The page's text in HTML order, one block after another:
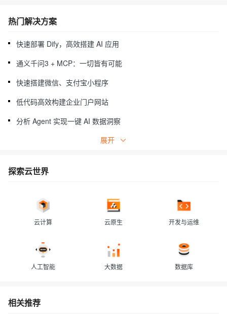
热门解决方案
快速部署 Dify，高效搭建 AI 应用
通义千问3 + MCP：一切皆有可能
快速搭建微信、支付宝小程序
低代码高效构建企业门户网站
分析 Agent 实现一键 AI 数据洞察
AI建站：用Bolt.diy一句话生成网站
基于 Supabase 高效构建轻量级应用
多源数据下的企业 AI 助手实践
展开
探索云世界
云计算 云原生 开发与运维
人工智能 大数据 数据库
相关推荐